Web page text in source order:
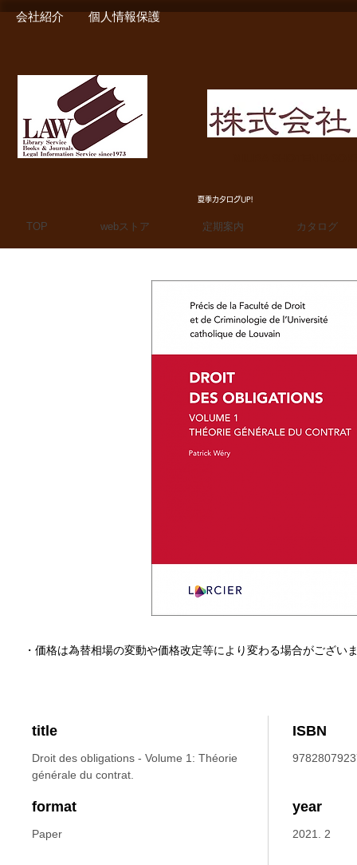
会社紹介 個人情報保護
夏季カタログUP!
TOP webストア 定期案内 カタログ
title
Droit des obligations - Volume 1: Théorie
générale du contrat.
ISBN
format
Paper
year
2021. 2
・価格は為替相場の変動や価格改定等により変わる場合がござい